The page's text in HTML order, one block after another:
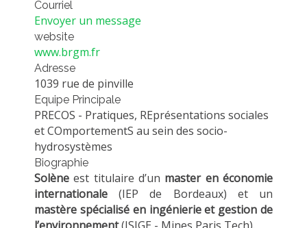
INGÉNIEUR
FORMATION CONTINUE
FORMATION DOCTORALE
THÈSES EN COURS
MOOC
PRODUCTION
MÉTHODES ET OUTILS
LOGICIELS
PUBLICATIONS SUR HAL
HDR
Courriel
Envoyer un message
website
www.brgm.fr
Adresse
1039 rue de pinville
Equipe Principale
PRECOS - Pratiques, REprésentations sociales
et COmportementS au sein des socio-
hydrosystèmes
Biographie
Solène est titulaire d’un master en économie
internationale (IEP de Bordeaux) et un
mastère spécialisé en ingénierie et gestion de
l’environnement(ISIGE - Mines Paris Tech).